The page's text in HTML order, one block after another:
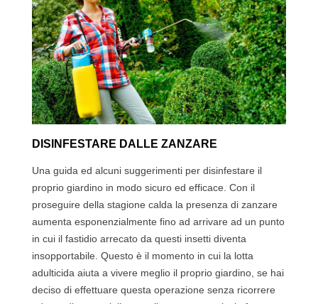
DISINFESTARE DALLE ZANZARE
Una guida ed alcuni suggerimenti per disinfestare il
proprio giardino in modo sicuro ed efficace. Con il
proseguire della stagione calda la presenza di zanzare
aumenta esponenzialmente fino ad arrivare ad un punto
in cui il fastidio arrecato da questi insetti diventa
insopportabile. Questo è il momento in cui la lotta
adulticida aiuta a vivere meglio il proprio giardino, se hai
deciso di effettuare questa operazione senza ricorrere